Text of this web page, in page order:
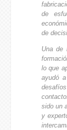
de
de
Una de
lo que
ayudó
sido un
y